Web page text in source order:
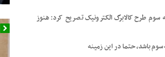
طرح کالابرگ الکترونیک تصریح کرد: هنوز
باشد، حتما در این زمینه